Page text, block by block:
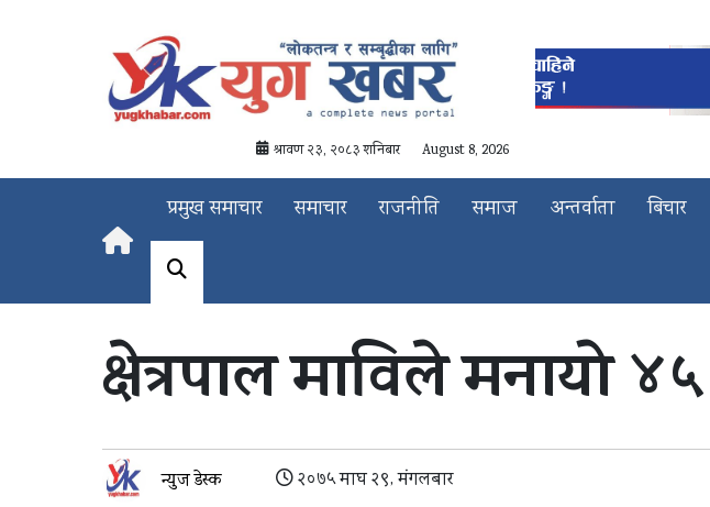
श्रावण २३, २०८३ शनिबार August 8, 2026
प्रमुख समाचार समाचार राजनीति समाज अन्तर्वाता बिचार
क्षेत्रपाल माविले मनायो
न्युज डेस्क २०७५ माघ २९, मंगलबार